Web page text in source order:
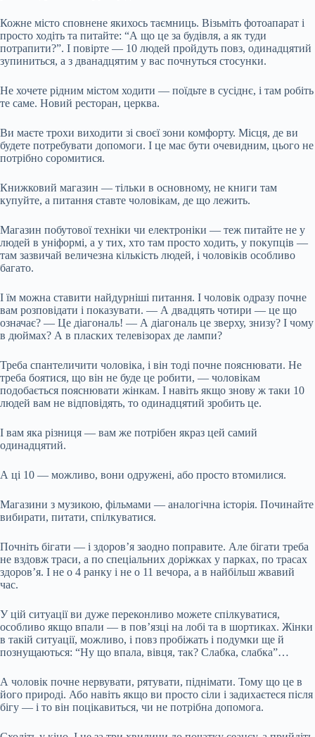
Кожне місто сповнене якихось таємниць. Візьміть фотоапарат і
просто ходіть та питайте: “А що це за будівля, а як туди
потрапити?”. І повірте — 10 людей пройдуть повз, одинадцятий
зупиниться, а з дванадцятим у вас почнуться стосунки.
Не хочете рідним містом ходити — поїдьте в сусіднє, і там робіть
те саме. Новий ресторан, церква.
Ви маєте трохи виходити зі своєї зони комфорту. Місця, де ви
будете потребувати допомоги. І це має бути очевидним, цього не
потрібно соромитися.
Книжковий магазин — тільки в основному, не книги там
купуйте, а питання ставте чоловікам, де що лежить.
Магазин побутової техніки чи електроніки — теж питайте не у
людей в уніформі, а у тих, хто там просто ходить, у покупців —
там зазвичай величезна кількість людей, і чоловіків особливо
багато.
І їм можна ставити найдурніші питання. І чоловік одразу почне
вам розповідати і показувати. — А двадцять чотири — це що
означає? — Це діагональ! — А діагональ це зверху, знизу? І чому
в дюймах? А в пласких телевізорах де лампи?
Треба спантеличити чоловіка, і він тоді почне пояснювати. Не
треба боятися, що він не буде це робити, — чоловікам
подобається пояснювати жінкам. І навіть якщо знову ж таки 10
людей вам не відповідять, то одинадцятий зробить це.
І вам яка різниця — вам же потрібен якраз цей самий
одинадцятий.
А ці 10 — можливо, вони одружені, або просто втомилися.
Магазини з музикою, фільмами — аналогічна історія. Починайте
вибирати, питати, спілкуватися.
Почніть бігати — і здоров’я заодно поправите. Але бігати треба
не вздовж траси, а по спеціальних доріжках у парках, по трасах
здоров’я. І не о 4 ранку і не о 11 вечора, а в найбільш жвавий
час.
У цій ситуації ви дуже переконливо можете спілкуватися,
особливо якщо впали — в пов’язці на лобі та в шортиках. Жінки
в такій ситуації, можливо, і повз пробіжать і подумки ще й
познущаються: “Ну що впала, вівця, так? Слабка, слабка”…
А чоловік почне нервувати, рятувати, піднімати. Тому що це в
його природі. Або навіть якщо ви просто сіли і задихаєтеся після
бігу — і то він поцікавиться, чи не потрібна допомога.